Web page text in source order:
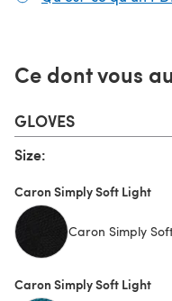
Ce dont vous
GLOVES
Size:
Caron Simply Soft Light
Caron Simply
Caron Simply Soft Light